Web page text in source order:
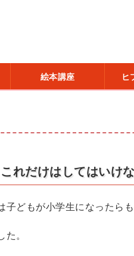
絵本講座 ヒ
これだけはしてはいけ
子どもが小学生になったら
た。